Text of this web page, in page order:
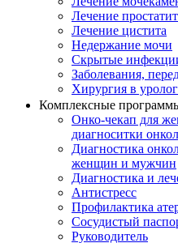
Лечение
Лечение цистита
Недержание мочи
Скрытые
Заболевания,
Хирургия в
Комплексные
Онко-чекап для
диагноситки
Диагностика
женщин и мужчин
Диагностика и
Антистресс
Профилактика
Сосудистый
Руководитель